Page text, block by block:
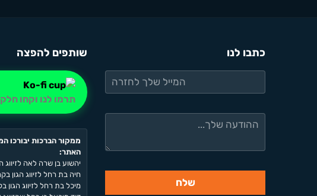
שותפים להפצה
תרמו לנו וקחו
ממקור הברכות יבורכו
האתר:
יהשוע בן שרה לאה לזיווג
חיה בת רחל לזיווג הגון
מיכל בת רחל לזיווג הגון
כתבו לנו